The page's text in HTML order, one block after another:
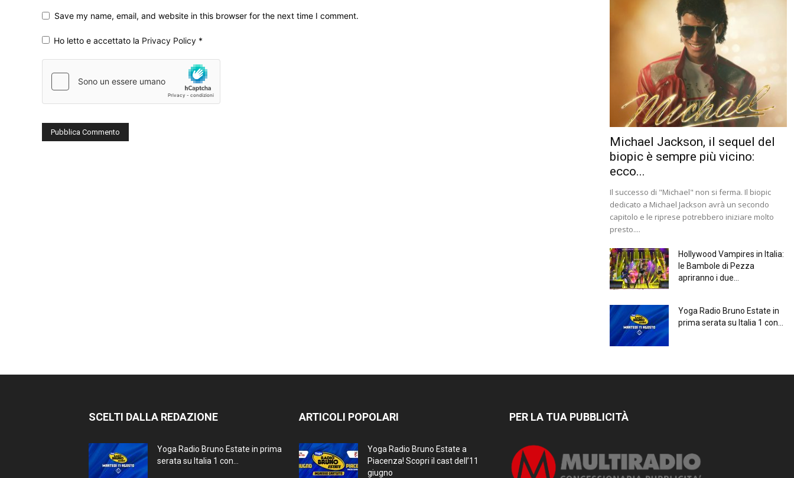
Save my name, email, and website in this browser for the next time I comment.
Ho letto e accettato la Privacy Policy *
Michael Jackson, il sequel del
biopic è sempre più vicino:
ecco...
Il successo di "Michael" non si ferma. Il biopic
dedicato a Michael Jackson avrà un secondo
capitolo e le riprese potrebbero iniziare molto
presto....
Hollywood Vampires in Italia:
le Bambole di Pezza
apriranno i due...
Yoga Radio Bruno Estate in
prima serata su Italia 1 con...
SCELTI DALLA REDAZIONE
Yoga Radio Bruno Estate in prima
serata su Italia 1 con...
ARTICOLI POPOLARI
Yoga Radio Bruno Estate a
Piacenza! Scopri il cast dell’11
giugno
PER LA TUA PUBBLICITÀ